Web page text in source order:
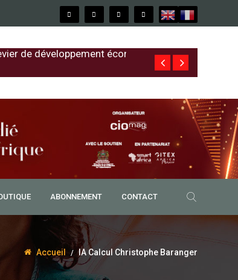
de développement économique
Free au
ABONNEMENT CONTACT
Accueil IA Calcul Christophe Baranger